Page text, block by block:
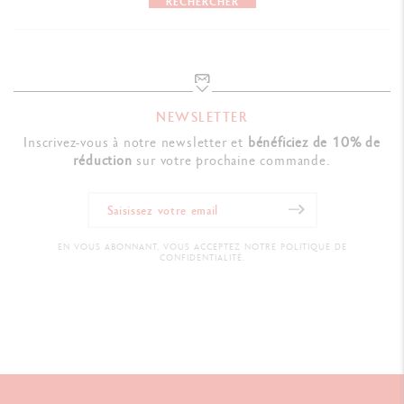
NEWSLETTER
Inscrivez-vous à notre newsletter et bénéficiez de 10% de
réduction sur votre prochaine commande.
EN VOUS ABONNANT, VOUS ACCEPTEZ NOTRE POLITIQUE DE
CONFIDENTIALITÉ.